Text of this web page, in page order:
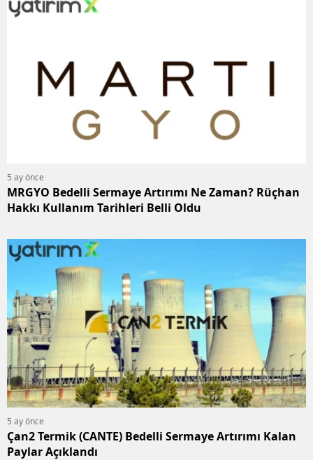
5 ay önce
MRGYO Bedelli Sermaye Artırımı Ne Zaman? Rüçhan
Hakkı Kullanım Tarihleri Belli Oldu
5 ay önce
Çan2 Termik (CANTE) Bedelli Sermaye Artırımı Kalan
Paylar Açıklandı